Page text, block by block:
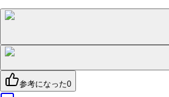
参考になった0